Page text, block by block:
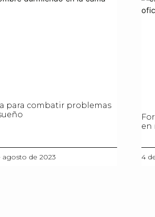
para combatir problemas
agosto de 2023
en
4